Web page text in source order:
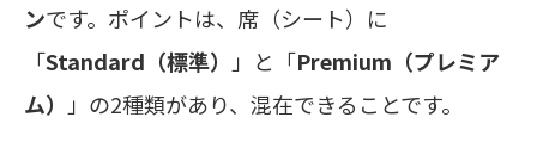
ンです。ポイントは、席（シート）に
「Standard（標準） 」と「Premium（プレミア
ム）
」の2種類があり、混在できることです。